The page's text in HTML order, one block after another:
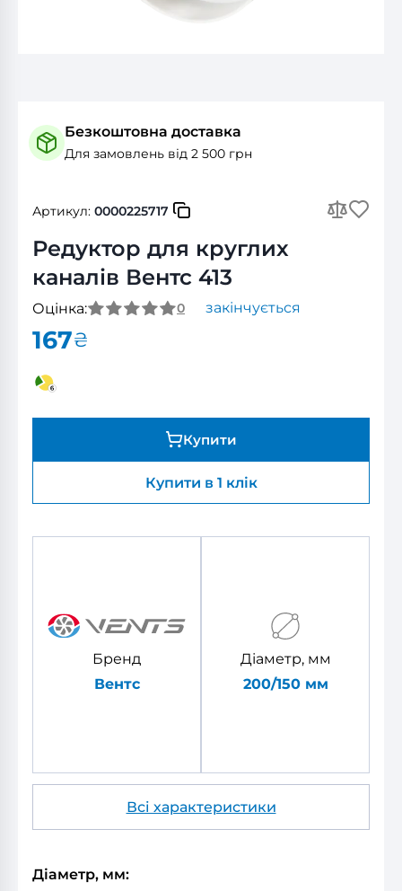
Безкоштовна доставка
Для замовлень від 2 500 грн
Артикул: 0000225717
Редуктор для круглих
каналів Вентс 413
Оцінка: 0 закінчується
167₴
Купити
Купити в 1 клік
Бренд
Вентс
Діаметр, мм
200/150 мм
Всі характеристики
Діаметр, мм: